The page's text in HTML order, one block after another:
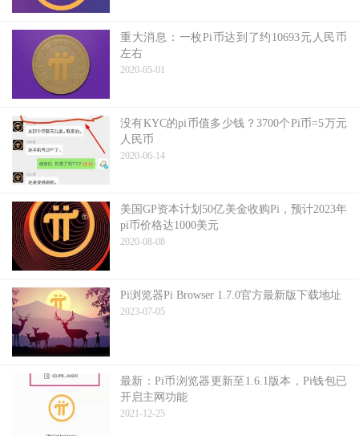
重大消息：一枚Pi币达到了约10693元人民币
左右
2020-05-01
没有KYC的pi币值多少钱？3700个Pi币=5万元
人民币
2020-06-14
美国GP资本计划50亿美金收购Pi，预计2023年
pi币价格达1000美元
2020-08-08
Pi浏览器Pi Browser 1.7.0官方最新版下载地址
2023-07-05
最新：Pi币浏览器更新至1.6.1版本，Pi钱包已
开启主网功能
2021-12-25